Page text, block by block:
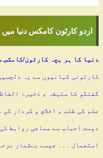
اردو کارٹون کامکس دنیا
دنیا کا ہر بچہ کارٹون/کامکس
کارٹونی کہانیوں سے یہ
گفتگو کا سلیقہ ، ذخیرۂ
علم کی طلب ، اخلاق و کردار
دوست احباب سے سماجی روابط
استعمال ۔۔۔ جیسے بےشمار